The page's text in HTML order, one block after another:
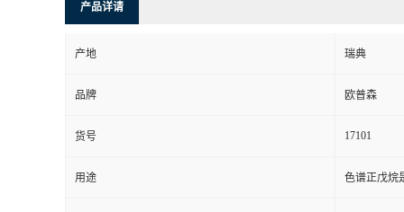
产品详请
产地 瑞典
品牌 欧普森
货号 17101
用途 色谱正戊烷